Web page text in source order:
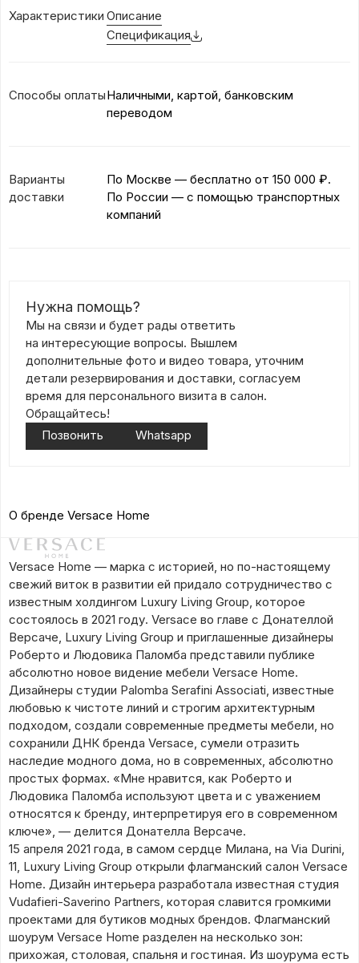
Характеристики Описание
Спецификация
Способы оплатыНаличными, картой, банковским
переводом
Варианты
доставки
По Москве — бесплатно от 150 000 ₽.
По России — с помощью транспортных
компаний
Нужна помощь?
Мы на связи и будет рады ответить
на интересующие вопросы. Вышлем
дополнительные фото и видео товара, уточним
детали резервирования и доставки, согласуем
время для персонального визита в салон.
Обращайтесь!
Позвонить
Whatsapp
О бренде Versace Home
Versace Home — марка с историей, но по-настоящему
свежий виток в развитии ей придало сотрудничество с
известным холдингом Luxury Living Group, которое
состоялось в 2021 году. Versace во главе с Донателлой
Версаче, Luxury Living Group и приглашенные дизайнеры
Роберто и Людовика Паломба представили публике
абсолютно новое видение мебели Versace Home.
Дизайнеры студии Palomba Serafini Associati, известные
любовью к чистоте линий и строгим архитектурным
подходом, создали современные предметы мебели, но
сохранили ДНК бренда Versace, сумели отразить
наследие модного дома, но в современных, абсолютно
простых формах. «Мне нравится, как Роберто и
Людовика Паломба используют цвета и с уважением
относятся к бренду, интерпретируя его в современном
ключе», — делится Донателла Версаче.
15 апреля 2021 года, в самом сердце Милана, на Via Durini,
11, Luxury Living Group открыли флагманский салон Versace
Home. Дизайн интерьера разработала известная студия
Vudafieri-Saverino Partners, которая славится громкими
проектами для бутиков модных брендов. Флагманский
шоурум Versace Home разделен на несколько зон:
прихожая, столовая, спальня и гостиная. Из шоурума есть